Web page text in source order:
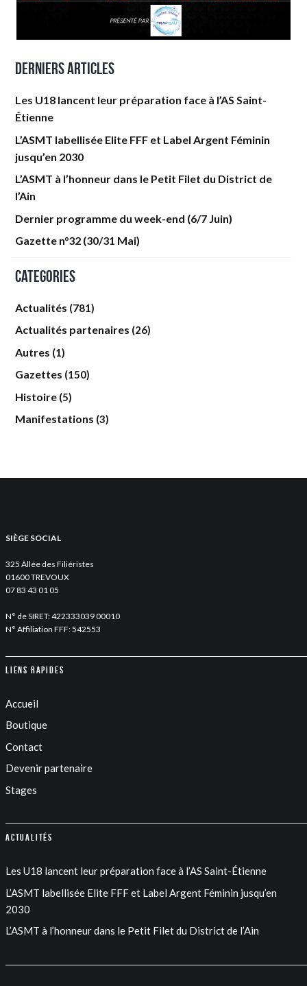
Derniers articles
Les U18 lancent leur préparation face à l’AS Saint-
Étienne
L’ASMT labellisée Elite FFF et Label Argent Féminin
jusqu’en 2030
L’ASMT à l’honneur dans le Petit Filet du District de
l’Ain
Dernier programme du week-end (6/7 Juin)
Gazette n°32 (30/31 Mai)
Categories
Actualités (781)
Actualités partenaires (26)
Autres (1)
Gazettes (150)
Histoire (5)
Manifestations (3)
SIÈGE SOCIAL
325 Allée des Filiéristes
01600 TREVOUX
07 83 43 01 05
N° de SIRET: 422333039 00010
N° Affiliation FFF: 542553
Liens rapides
Accueil
Boutique
Contact
Devenir partenaire
Stages
Actualités
Les U18 lancent leur préparation face à l’AS Saint-Étienne
L’ASMT labellisée Elite FFF et Label Argent Féminin jusqu’en
2030
L’ASMT à l’honneur dans le Petit Filet du District de l’Ain